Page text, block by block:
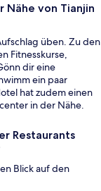
von Tianjin
üben. Zu den
Fitnesskurse,
dir eine
ein paar
hat zudem einen
in der Nähe.
Restaurants
Blick auf den